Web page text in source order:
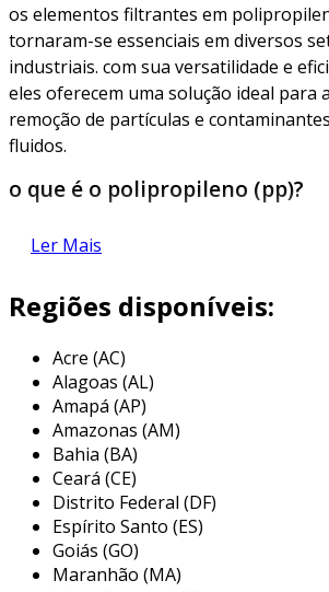
os elementos filtrantes em
tornaram-se essenciais em diversos
industriais. com sua versatilidade e
eles oferecem uma solução ideal para a
remoção de partículas e
fluidos.
o que é o polipropileno (pp)?
o polipropileno é um plástico
amplamente utilizado na fabricação de
química e alta durabilidade, o material é
portanto, sua aplicação se estende a
setores industriais, como farmacêutico,
alimentício e químico.
benefícios dos elementos
em pp
os elementos filtrantes em pp
série de vantagens que os tornam
entre os usuários. entre os principais
Ler Mais
Regiões disponíveis:
Acre (AC)
Alagoas (AL)
Amapá (AP)
Amazonas (AM)
Bahia (BA)
Ceará (CE)
Distrito Federal (DF)
Espírito Santo (ES)
Goiás (GO)
Maranhão (MA)